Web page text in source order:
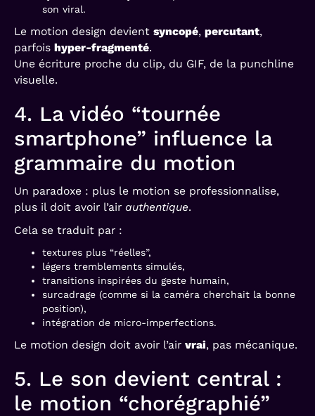
son viral.
Le motion design devient syncopé, percutant,
parfois hyper-fragmenté.
Une écriture proche du clip, du GIF, de la punchline
visuelle.
4. La vidéo “tournée
smartphone” influence la
grammaire du motion
Un paradoxe : plus le motion se professionnalise,
plus il doit avoir l’air authentique.
Cela se traduit par :
textures plus “réelles”,
légers tremblements simulés,
transitions inspirées du geste humain,
surcadrage (comme si la caméra cherchait la bonne
position),
intégration de micro-imperfections.
Le motion design doit avoir l’air vrai, pas mécanique.
5. Le son devient central :
le motion “chorégraphié”